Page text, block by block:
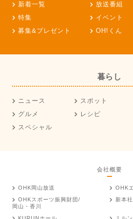
新着一覧 放送番組
特集
イベント
募集&プレゼント
OH!くん
暮らし
ニュース スポット
グルメ
レシピ
スペシャル
会社概要
OHK岡山放送
OHK
OHKスポーツ振興財団/
岡山・香川
新本社